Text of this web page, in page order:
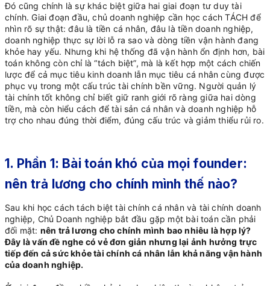
Đó cũng chính là sự khác biệt giữa hai giai đoạn tư duy tài
chính. Giai đoạn đầu, chủ doanh nghiệp cần học cách TÁCH để
nhìn rõ sự thật: đâu là tiền cá nhân, đâu là tiền doanh nghiệp,
doanh nghiệp thực sự lời lỗ ra sao và dòng tiền vận hành đang
khỏe hay yếu. Nhưng khi hệ thống đã vận hành ổn định hơn, bài
toán không còn chỉ là “tách biệt”, mà là kết hợp một cách chiến
lược để cả mục tiêu kinh doanh lẫn mục tiêu cá nhân cùng được
phục vụ trong một cấu trúc tài chính bền vững. Người quản lý
tài chính tốt không chỉ biết giữ ranh giới rõ ràng giữa hai dòng
tiền, mà còn hiểu cách để tài sản cá nhân và doanh nghiệp hỗ
trợ cho nhau đúng thời điểm, đúng cấu trúc và giảm thiểu rủi ro.
1. Phần 1: Bài toán khó của mọi founder:
nên trả lương cho chính mình thế nào?
Sau khi học cách tách biệt tài chính cá nhân và tài chính doanh
nghiệp, Chủ Doanh nghiệp bắt đầu gặp một bài toán cần phải
đối mặt: nên trả lương cho chính mình bao nhiêu là hợp lý?
Đây là vấn đề nghe có vẻ đơn giản nhưng lại ảnh hưởng trực
tiếp đến cả sức khỏe tài chính cá nhân lẫn khả năng vận hành
của doanh nghiệp.